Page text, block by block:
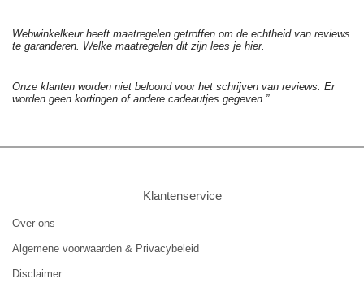
Webwinkelkeur heeft maatregelen getroffen om de echtheid van reviews
te garanderen. Welke maatregelen dit zijn lees je hier.
Onze klanten worden niet beloond voor het schrijven van reviews. Er
worden geen kortingen of andere cadeautjes gegeven.”
Klantenservice
Over ons
Algemene voorwaarden & Privacybeleid
Disclaimer